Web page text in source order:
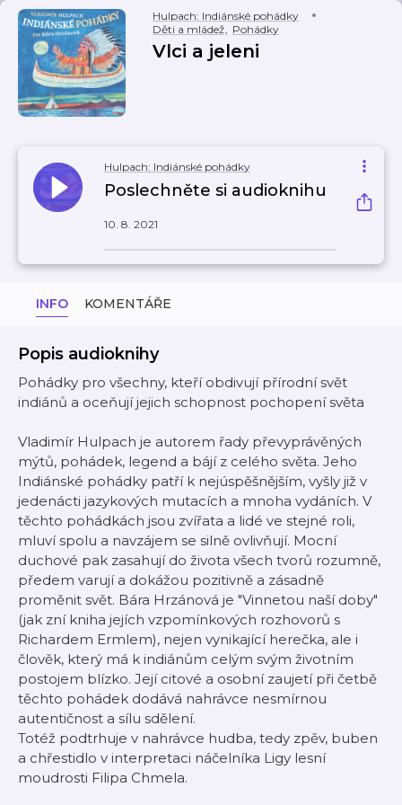
Hulpach: Indiánské pohádky
Děti a mládež, Pohádky
Vlci a jeleni
Hulpach: Indiánské pohádky
Poslechněte si audioknihu
10. 8. 2021
INFO KOMENTÁŘE
Popis audioknihy
Pohádky pro všechny, kteří obdivují přírodní svět
indiánů a oceňují jejich schopnost pochopení světa
Vladimír Hulpach je autorem řady převyprávěných
mýtů, pohádek, legend a bájí z celého světa. Jeho
Indiánské pohádky patří k nejúspěšnějším, vyšly již v
jedenácti jazykových mutacích a mnoha vydáních. V
těchto pohádkách jsou zvířata a lidé ve stejné roli,
mluví spolu a navzájem se silně ovlivňují. Mocní
duchové pak zasahují do života všech tvorů rozumně,
předem varují a dokážou pozitivně a zásadně
proměnit svět. Bára Hrzánová je "Vinnetou naší doby"
(jak zní kniha jejích vzpomínkových rozhovorů s
Richardem Ermlem), nejen vynikající herečka, ale i
člověk, který má k indiánům celým svým životním
postojem blízko. Její citové a osobní zaujetí při četbě
těchto pohádek dodává nahrávce nesmírnou
autentičnost a sílu sdělení.
Totéž podtrhuje v nahrávce hudba, tedy zpěv, buben
a chřestidlo v interpretaci náčelníka Ligy lesní
moudrosti Filipa Chmela.